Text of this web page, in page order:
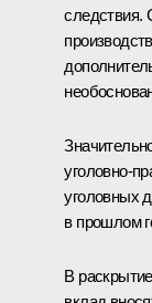
следствия.
уголовно-
уголовных
в прошлом
В